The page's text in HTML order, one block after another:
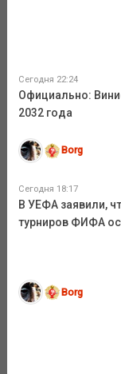
Сегодня 22:24
Официально:
2032 года
Borg
Сегодня 18:17
В УЕФА заявили,
турниров ФИФА
Borg